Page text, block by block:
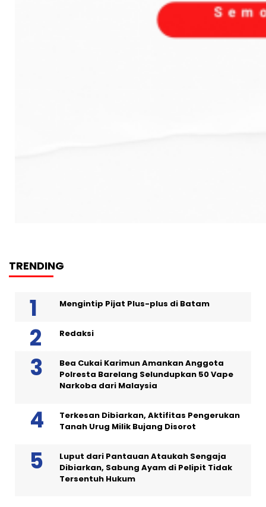
TRENDING
Mengintip Pijat Plus-plus di Batam
Redaksi
Bea Cukai Karimun Amankan Anggota
Polresta Barelang Selundupkan 50 Vape
Narkoba dari Malaysia
Terkesan Dibiarkan, Aktifitas Pengerukan
Tanah Urug Milik Bujang Disorot
Luput dari Pantauan Ataukah Sengaja
Dibiarkan, Sabung Ayam di Pelipit Tidak
Tersentuh Hukum